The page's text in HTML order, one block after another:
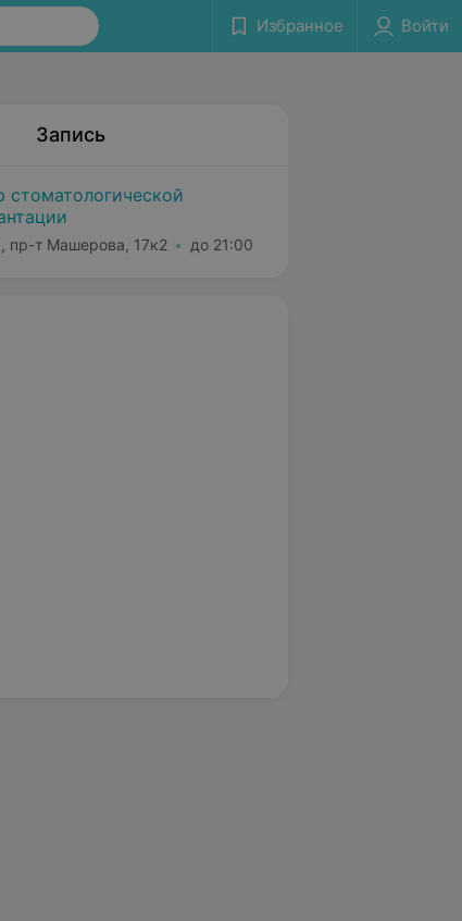
Избранное Войти
Запись
стоматологической
пр-т Машерова, 17к2 до 21:00